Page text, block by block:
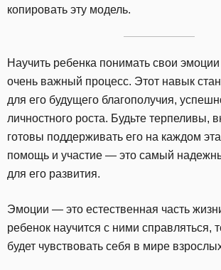
копировать эту модель.
Научить ребенка понимать свои
очень важный процесс. Этот навык
для его будущего благополучия,
личностного роста. Будьте терпеливы,
готовы поддерживать его на каждом
помощь и участие — это самый
для его развития.
Эмоции — это естественная часть
ребенок научится с ними справляться,
будет чувствовать себя в мире